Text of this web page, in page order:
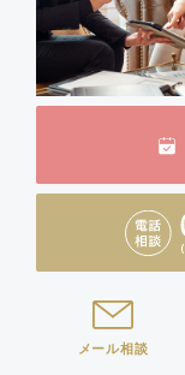
メール相談